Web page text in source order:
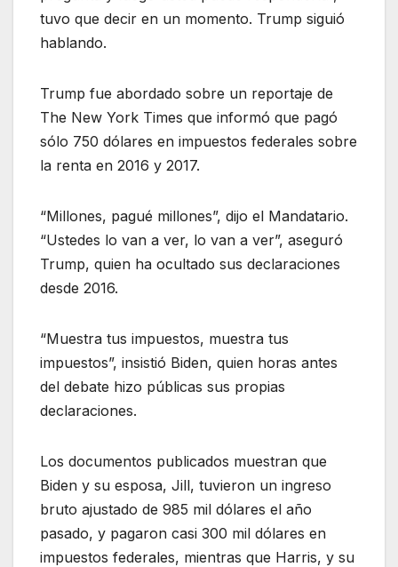
tuvo que decir en un momento. Trump siguió
hablando.
Trump fue abordado sobre un reportaje de
The New York Times que informó que pagó
sólo 750 dólares en impuestos federales sobre
la renta en 2016 y 2017.
“Millones, pagué millones”, dijo el Mandatario.
“Ustedes lo van a ver, lo van a ver”, aseguró
Trump, quien ha ocultado sus declaraciones
desde 2016.
“Muestra tus impuestos, muestra tus
impuestos”, insistió Biden, quien horas antes
del debate hizo públicas sus propias
declaraciones.
Los documentos publicados muestran que
Biden y su esposa, Jill, tuvieron un ingreso
bruto ajustado de 985 mil dólares el año
pasado, y pagaron casi 300 mil dólares en
impuestos federales, mientras que Harris, y su